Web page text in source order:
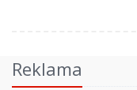
Reklama